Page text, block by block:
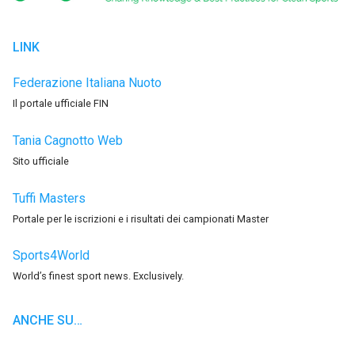
LINK
Federazione Italiana Nuoto
Il portale ufficiale FIN
Tania Cagnotto Web
Sito ufficiale
Tuffi Masters
Portale per le iscrizioni e i risultati dei campionati Master
Sports4World
World’s finest sport news. Exclusively.
ANCHE SU…